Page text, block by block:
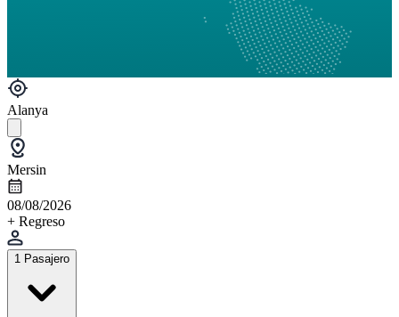
Alanya
Mersin
08/08/2026
+ Regreso
1 Pasajero